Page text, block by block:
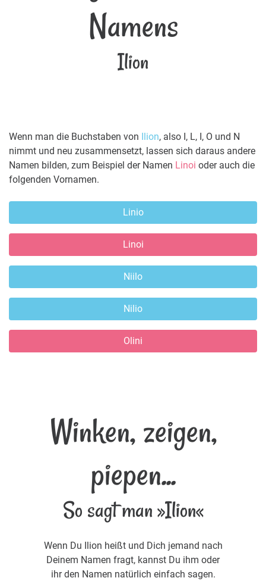
Namens
Ilion
Wenn man die Buchstaben von Ilion, also I, L, I, O und N
nimmt und neu zusammensetzt, lassen sich daraus andere
Namen bilden, zum Beispiel der Namen Linoi oder auch die
folgenden Vornamen.
Linio
Linoi
Niilo
Nilio
Olini
Winken, zeigen,
piepen...
So sagt man »Ilion«
Wenn Du Ilion heißt und Dich jemand nach
Deinem Namen fragt, kannst Du ihm oder
ihr den Namen natürlich einfach sagen.